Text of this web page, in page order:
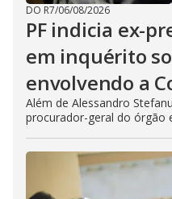
DO R7/06/08/2026
PF indicia ex-
em inquérito
envolvendo a
Além de Alessandro
procurador-geral do órgão